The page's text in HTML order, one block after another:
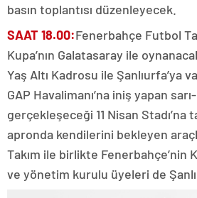
basın toplantısı düzenleyecek.
SAAT 18.00:Fenerbahçe Futbol
Kupa’nın Galatasaray ile
Yaş Altı Kadrosu ile Şanlıurfa’ya
GAP Havalimanı’na iniş yapan
gerçekleşeceği 11 Nisan Stadı’na
apronda kendilerini bekleyen
Takım ile birlikte Fenerbahçe’nin
ve yönetim kurulu üyeleri de